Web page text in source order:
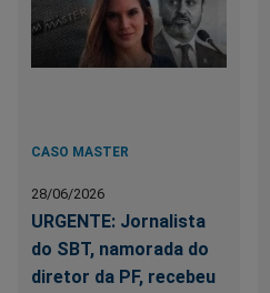
CASO MASTER
28/06/2026
URGENTE: Jornalista
do SBT, namorada do
diretor da PF, recebeu